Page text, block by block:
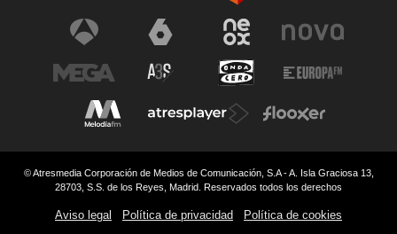
© Atresmedia Corporación de Medios de Comunicación, S.A - A. Isla Graciosa 13,
28703, S.S. de los Reyes, Madrid. Reservados todos los derechos
Aviso legal Política de privacidad Política de cookies